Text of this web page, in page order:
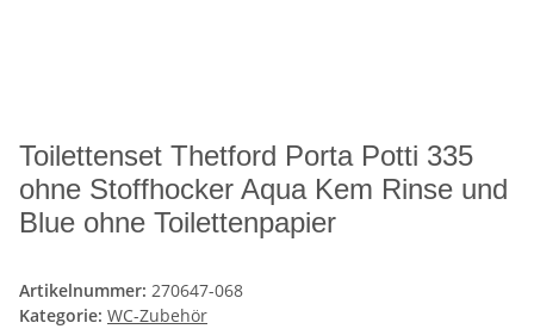
Toilettenset Thetford Porta Potti 335
ohne Stoffhocker Aqua Kem Rinse und
Blue ohne Toilettenpapier
Artikelnummer: 270647-068
Kategorie: WC-Zubehör